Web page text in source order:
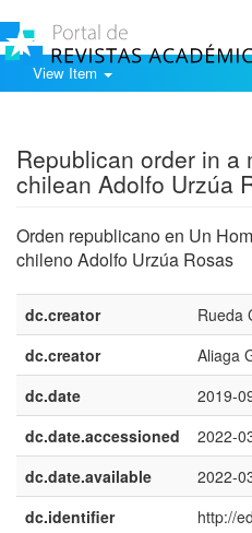
View Item
Republican order in a
chilean Adolfo Urzúa
Orden republicano en Un
chileno Adolfo Urzúa Rosas
dc.creator
Rueda
dc.creator
Aliaga
dc.date
2019-
dc.date.accessioned
2022-
dc.date.available
2022-
dc.identifier
http://